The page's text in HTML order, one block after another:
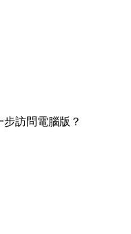
訪問電腦版？